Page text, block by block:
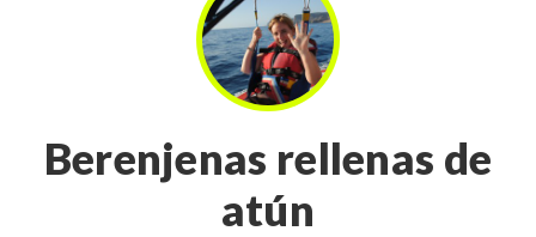
Berenjenas rellenas de
atún